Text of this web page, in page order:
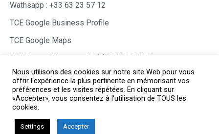
Wathsapp : +33 63 23 57 12
TCE Google Business Profile
TCE Google Maps
TCE France/Europe :
+33 (0)1 84 800 400
Copyright © TCE 2026 All rights reserved.
Chirurgie Esthétique Tunisie
Nous utilisons des cookies sur notre site Web pour vous
offrir l'expérience la plus pertinente en mémorisant vos
préférences et les visites répétées. En cliquant sur
«Accepter», vous consentez à l'utilisation de TOUS les
cookies.
Settings Accepter